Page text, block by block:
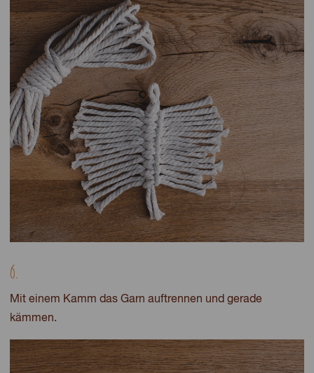
6.
Mit einem Kamm das Garn auftrennen und gerade
kämmen.